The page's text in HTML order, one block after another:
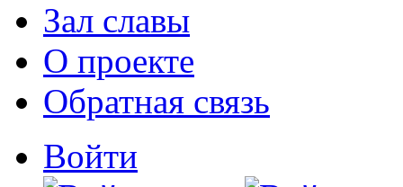
Зал славы
О проекте
Обратная связь
Войти